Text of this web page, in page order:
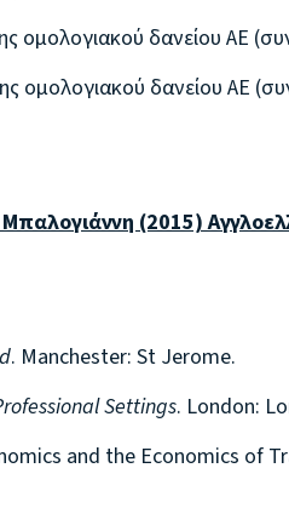
δανείου ΑΕ
δανείου ΑΕ
(2015)
. Manchester: St Jerome.
Settings. London:
and the Economics of